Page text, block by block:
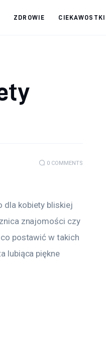
ZDROWIE CIEKAWOSTKI
0 COMMENTS
dla kobiety bliskiej
znajomości czy
postawić w takich
lubiąca piękne